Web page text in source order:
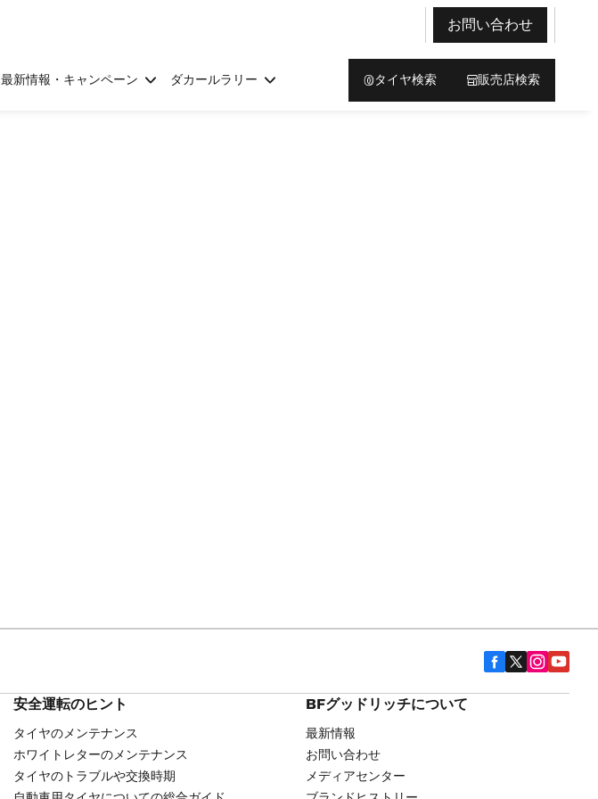
お問い合わせ
最新情報・キャンペーン ダカールラリー タイヤ検索 販売店検索
安全運転のヒント
タイヤのメンテナンス
ホワイトレターのメンテナンス
タイヤのトラブルや交換時期
BFグッドリッチについて
最新情報
お問い合わせ
メディアセンター